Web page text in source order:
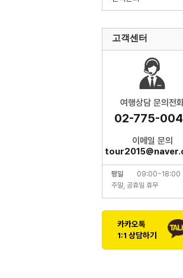
고객센터
여행상담 문의전
02-775-
이메일 문의
평일
09:00~18:00
주말, 공휴일 휴무
카카오톡
1:1 상담하기